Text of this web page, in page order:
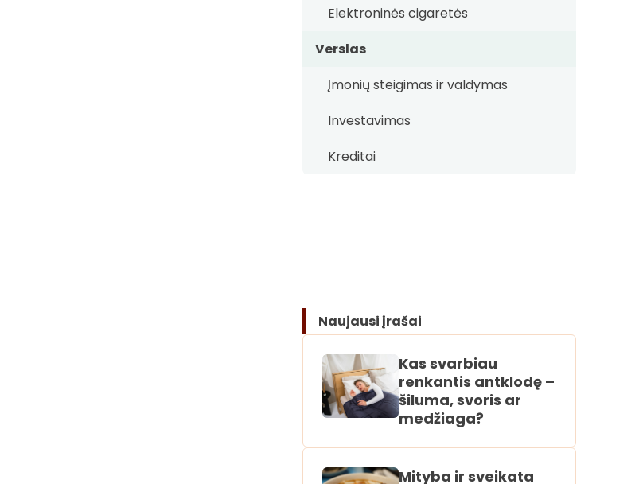
Elektroninės cigaretės
Verslas
Įmonių steigimas ir valdymas
Investavimas
Kreditai
Naujausi įrašai
Kas svarbiau
renkantis antklodę –
šiluma, svoris ar
medžiaga?
Mityba ir sveikata